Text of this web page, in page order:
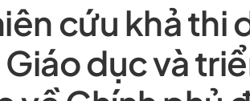
cứu khả thi
dục và